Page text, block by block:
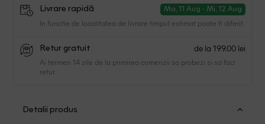
Livrare rapidă Ma, 11 Aug - Mi, 12 Aug
In functie de localitatea de livrare timpul estimat poate fi diferit.
Retur gratuit de la 199.00 lei
Ai termen 14 zile de la primirea comenzii sa probezi si sa faci
retur.
Detalii produs